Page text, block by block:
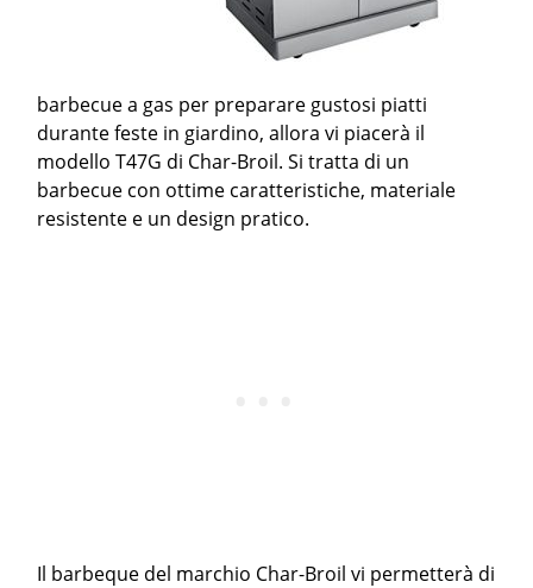
barbecue a gas per preparare gustosi piatti
durante feste in giardino, allora vi piacerà il
modello T47G di Char-Broil. Si tratta di un
barbecue con ottime caratteristiche, materiale
resistente e un design pratico.
Il barbeque del marchio Char-Broil vi permetterà di